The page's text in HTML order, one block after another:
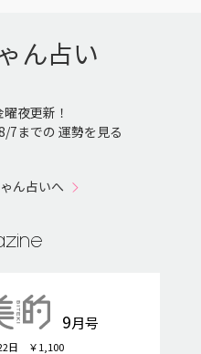
ん占い
夜更新！
7までの 運勢を見る
ん占いへ
9月号
日 ￥1,100